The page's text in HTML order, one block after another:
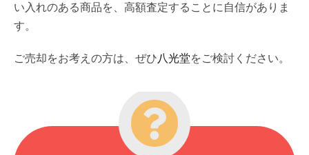
い入れのある商品を、高額査定することに自信がありま
す。
ご売却をお考えの方は、ぜひ八光堂をご検討ください。